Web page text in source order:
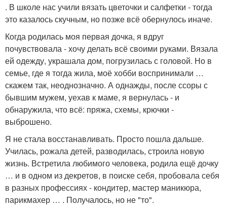
. В школе нас учили вязать цветочки и салфетки - тогда
это казалось скучным, но позже всё обернулось иначе.
Когда родилась моя первая дочка, я вдруг
почувствовала - хочу делать всё своими руками. Вязала
ей одежду, украшала дом, погрузилась с головой. Но в
семье, где я тогда жила, моё хобби воспринимали …
скажем так, неоднозначно. А однажды, после ссоры с
бывшим мужем, уехав к маме, я вернулась - и
обнаружила, что всё: пряжа, схемы, крючки -
выброшено.
Я не стала восстанавливать. Просто пошла дальше.
Училась, рожала детей, разводилась, строила новую
жизнь. Встретила любимого человека, родила ещё дочку
… и в одном из декретов, в поиске себя, пробовала себя
в разных профессиях - кондитер, мастер маникюра,
парикмахер … . Получалось, но не "то".